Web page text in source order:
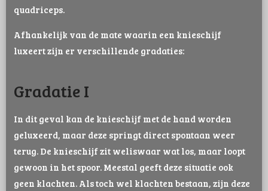
quadriceps.
Afhankelijk van de mate waarin een knieschijf
luxeert zijn er verschillende gradaties:
Gradatie I
In dit geval kan de knieschijf met de hand worden
geluxeerd, maar deze springt direct spontaan weer
terug. De knieschijf zit weliswaar wat los, maar loopt
gewoon in het spoor. Meestal geeft deze situatie ook
geen klachten. Als toch wel klachten bestaan, zijn deze